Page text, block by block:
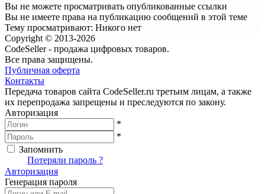
Вы не можете просматривать опубликованные ссылки
Вы не имеете права на публикацию сообщений в этой теме
Тему просматривают: Никого нет
Copyright © 2013-2026
CodeSeller - продажа цифровых товаров.
Все права защищены.
Публичная оферта
Контакты
Передача товаров сайта CodeSeller.ru третьим лицам, а также
их перепродажа запрещены и преследуются по закону.
Авторизация
*
*
Запомнить
Потеряли пароль ?
Авторизация
Генерация пароля